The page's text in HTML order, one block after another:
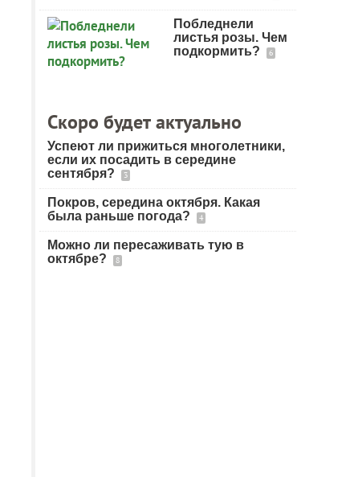
Побледнели
листья розы. Чем
подкормить?
6
Скоро будет актуально
Успеют ли прижиться многолетники,
если их посадить в середине
сентября?
3
Покров, середина октября. Какая
была раньше погода?
4
Можно ли пересаживать тую в
октябре?
8